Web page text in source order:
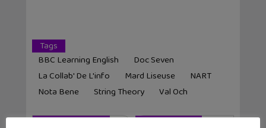
Tags
BBC Learning English
Doc Seven
La Collab' De L'info
Mard Liseuse
NART
Nota Bene
String Theory Val Och